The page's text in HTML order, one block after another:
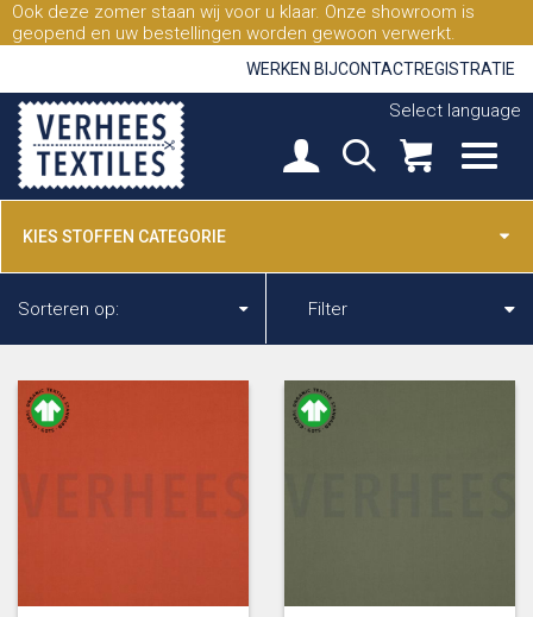
Ook deze zomer staan wij voor u klaar. Onze showroom is
geopend en uw bestellingen worden gewoon verwerkt.
WERKEN BIJCONTACTREGISTRATIE
Select language
KIES STOFFEN CATEGORIE
Sorteren op: Filter